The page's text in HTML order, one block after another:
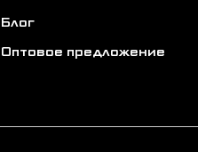
Блог
Оптовое предложение